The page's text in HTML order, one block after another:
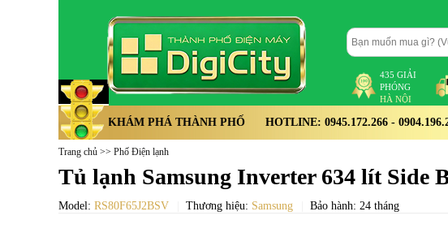
435 GIẢI
PHÓNG
HÀ NỘI
KHÁM PHÁ THÀNH PHỐ HOTLINE: 0945.172.266 -
Trang chủ >> Phố Điện lạnh
Tủ lạnh Samsung Inverter 634 lít Side
Model: RS80F65J2BSV Thương hiệu: Samsung Bảo hành: 24 tháng